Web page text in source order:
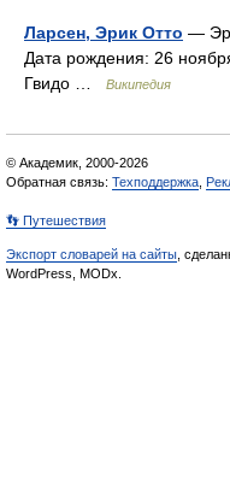
Ларсен, Эрик Отто —
Дата рождения: 26
Гвидо …
Википедия
© Академик, 2000-2026
Обратная связь: Техподдержка
👣 Путешествия
Экспорт словарей на сайты ,
WordPress, MODx.